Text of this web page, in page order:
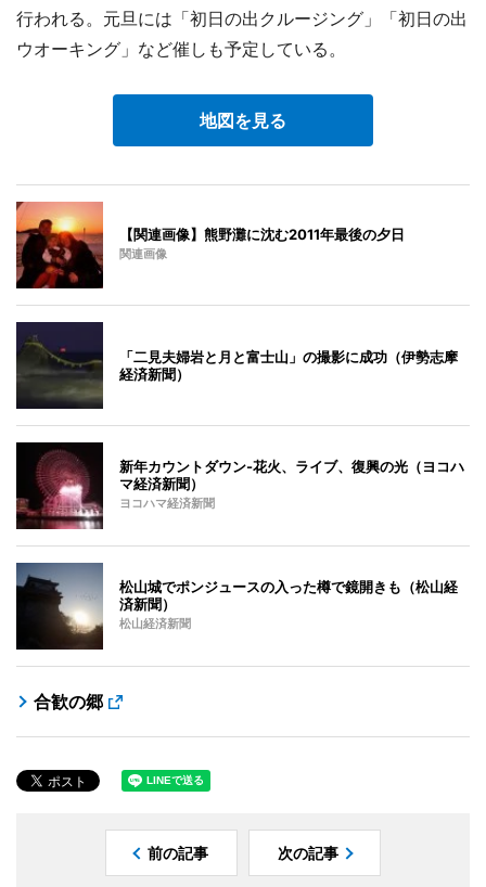
行われる。元旦には「初日の出クルージング」「初日の出
ウオーキング」など催しも予定している。
地図を見る
【関連画像】熊野灘に沈む2011年最後の夕日
関連画像
「二見夫婦岩と月と富士山」の撮影に成功（伊勢志摩
経済新聞）
新年カウントダウン-花火、ライブ、復興の光（ヨコハ
マ経済新聞）
ヨコハマ経済新聞
松山城でポンジュースの入った樽で鏡開きも（松山経
済新聞）
松山経済新聞
合歓の郷
前の記事 次の記事